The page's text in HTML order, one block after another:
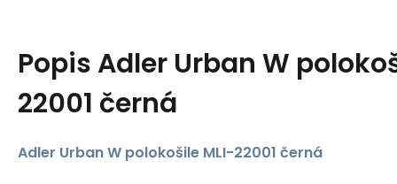
Popis Adler Urban W
22001 černá
Adler Urban W polokošile MLI-22001 černá